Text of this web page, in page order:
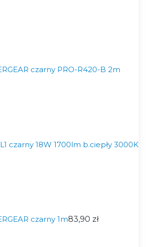
czarny PRO-R420-B 2m
czarny 18W 1700lm b.ciepły 3000K
czarny 1m83,90 zł